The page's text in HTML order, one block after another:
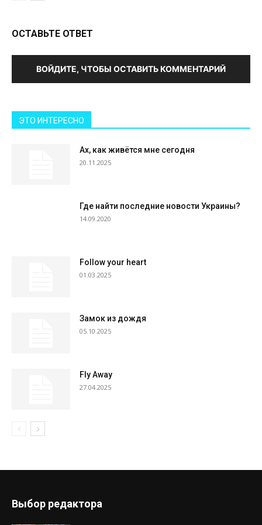
ОСТАВЬТЕ ОТВЕТ
ВОЙДИТЕ, ЧТОБЫ ОСТАВИТЬ КОММЕНТАРИЙ
ЭТО ИНТЕРЕСНО
Ах, как живётся мне сегодня
20.11.2025
Где найти последние новости Украины?
14.09.2020
Follow your heart
01.03.2025
Замок из дождя
05.10.2025
Fly Away
27.04.2025
Выбор редактора